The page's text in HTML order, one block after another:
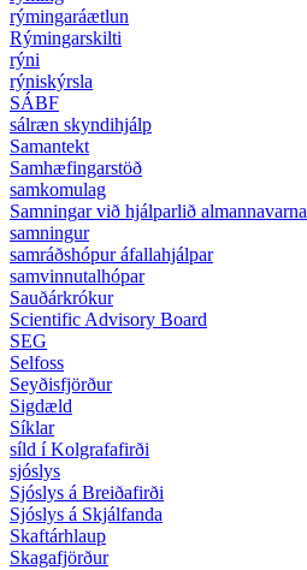
rýmingaráætlun
Rýmingarskilti
rýni
rýniskýrsla
SÁBF
sálræn skyndihjálp
Samantekt
Samhæfingarstöð
samkomulag
Samningar við hjálparlið almannavarna
samningur
samráðshópur áfallahjálpar
samvinnutalhópar
Sauðárkrókur
Scientific Advisory Board
SEG
Selfoss
Seyðisfjörður
Sigdæld
Síklar
síld í Kolgrafafirði
sjóslys
Sjóslys á Breiðafirði
Sjóslys á Skjálfanda
Skaftárhlaup
Skagafjörður